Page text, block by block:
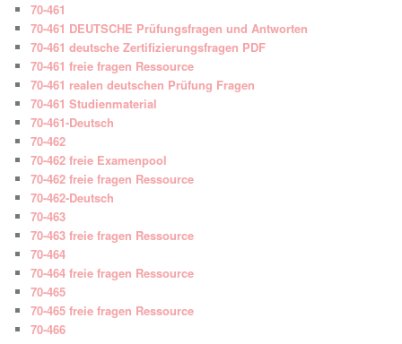
70-461
70-461 DEUTSCHE Prüfungsfragen und Antworten
70-461 deutsche Zertifizierungsfragen PDF
70-461 freie fragen Ressource
70-461 realen deutschen Prüfung Fragen
70-461 Studienmaterial
70-461-Deutsch
70-462
70-462 freie Examenpool
70-462 freie fragen Ressource
70-462-Deutsch
70-463
70-463 freie fragen Ressource
70-464
70-464 freie fragen Ressource
70-465
70-465 freie fragen Ressource
70-466